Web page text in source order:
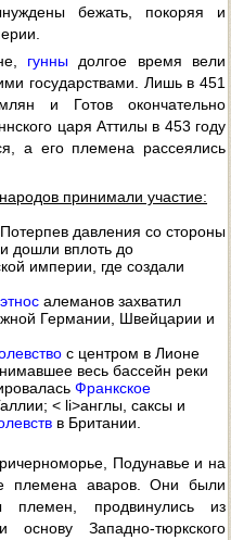
бежать, покоряя и
гунны долгое время вели
государствами. Лишь в 451
и Готов окончательно
царя Аттилы в 453 году
а его племена рассеялись
принимали участие:
. Потерпев давления со стороны
дошли вплоть до
империи, где создали
этнос алеманов захватил
Германии, Швейцарии и
с центром в Лионе
весь бассейн реки
Франкское
< li>англы, саксы и
в Британии.
Подунавье и на
племена аваров. Они были
племен, продвинулись из
Западно-тюркского